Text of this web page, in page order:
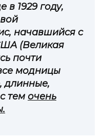
1929 году,
начавшийся с
(Великая
почти
модницы
длинные,
тем очень